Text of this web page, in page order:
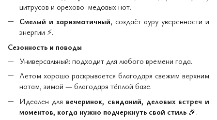
цитрусов и орехово-медовых нот.
Смелый и харизматичный, создаёт ауру уверенности и
энергии ⚡.
Сезонность и поводы
Универсальный: подходит для любого времени года.
Летом хорошо раскрывается благодаря свежим верхним
нотам, зимой — благодаря тёплой базе.
Идеален для вечеринок, свиданий, деловых встреч и
моментов, когда нужно подчеркнуть свой стиль 🎉.